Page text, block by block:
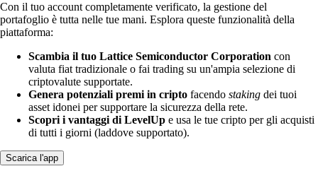
Con il tuo account completamente verificato, la gestione del
portafoglio è tutta nelle tue mani. Esplora queste funzionalità della
piattaforma:
Scambia il tuo Lattice Semiconductor Corporation con
valuta fiat tradizionale o fai trading su un'ampia selezione di
criptovalute supportate.
Genera potenziali premi in cripto facendo staking dei tuoi
asset idonei per supportare la sicurezza della rete.
Scopri i vantaggi di LevelUp e usa le tue cripto per gli acquisti
di tutti i giorni (laddove supportato).
Scarica l'app